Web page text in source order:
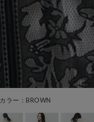
ラー：BROWN